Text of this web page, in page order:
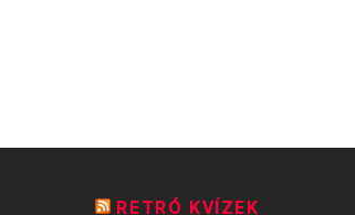
RETRÓ KVÍZEK